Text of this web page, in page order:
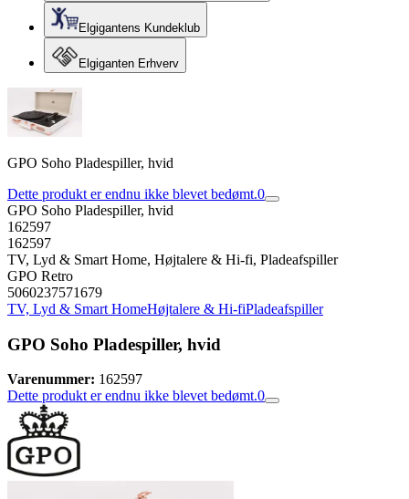
Elgigantens Kundeklub
Elgiganten Erhverv
GPO Soho Pladespiller, hvid
Dette produkt er endnu ikke blevet bedømt.0
GPO Soho Pladespiller, hvid
162597
162597
TV, Lyd & Smart Home, Højtalere & Hi-fi, Pladeafspiller
GPO Retro
5060237571679
TV, Lyd & Smart HomeHøjtalere & Hi-fiPladeafspiller
GPO Soho Pladespiller, hvid
Varenummer: 162597
Dette produkt er endnu ikke blevet bedømt.0